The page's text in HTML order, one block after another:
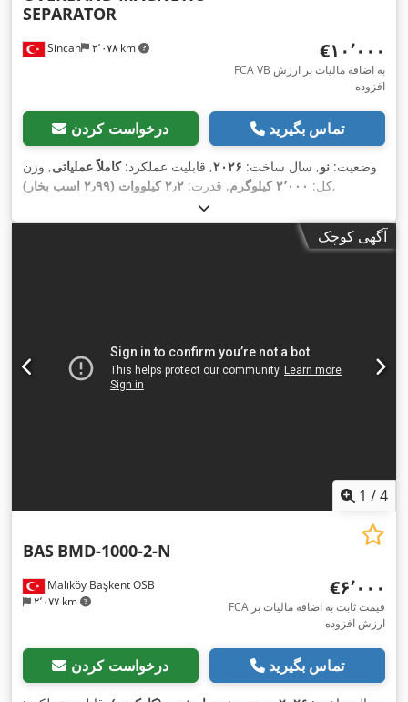
Sincan ۲٬۰۷۸ km
SEPARATOR
‎€۱۰٬۰۰۰
FCA VB به اضافه مالیات بر ارزش
افزوده
درخواست کردن تماس بگیرید
وضعیت: نو, سال ساخت: ۲۰۲۶, قابلیت عملکرد:کاملاً عملیاتی, وزن
کل: ۲٬۰۰۰ کیلوگرم , قدرت: ۲٫۲ کیلووات (۲٫۹۹ اسب بخار) ,
آگهی کوچک
1 /4
Malıköy Başkent OSB
۲٬۰۷۷ km
BAS BMD-1000-2-N
‎€۶٬۰۰۰
FCA قیمت ثابت به اضافه مالیات بر
ارزش افزوده
درخواست کردن تماس بگیرید